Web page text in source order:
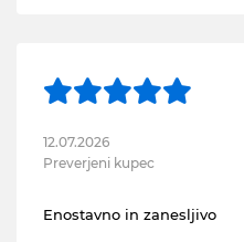
12.07.2026
Preverjeni kupec
Enostavno in zanesljivo